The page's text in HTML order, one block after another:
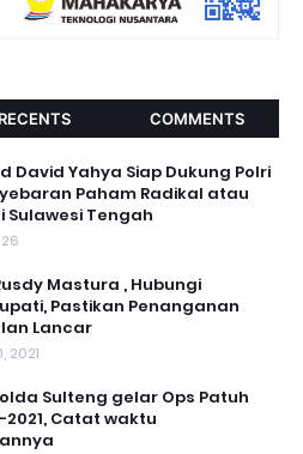
RECENTS COMMENTS
David Yahya Siap Dukung Polri
Paham Radikal atau
Sulawesi Tengah
Mastura , Hubungi
Pastikan Penanganan
Lancar
2021
Sulteng gelar Ops Patuh
Catat waktu